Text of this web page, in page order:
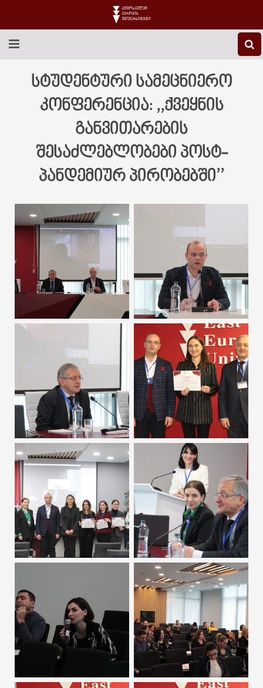
EEU-Ს ᲨᲔᲡᲐᲮᲔᲑ
ᲒᲐᲜᲐᲗᲚᲔᲑᲐ
ᲡᲐᲔᲠᲗᲐᲨᲝᲠᲘᲡᲝ
ᲑᲘᲑᲚᲘᲝᲗᲔᲙᲐ
ᲙᲝᲜᲢᲐᲥᲢᲘ
სტუდენტური სამეცნიერო
კონფერენცია: ,,ქვეყნის
განვითარების
შესაძლებლობები პოსტ-
პანდემიურ პირობებში’’